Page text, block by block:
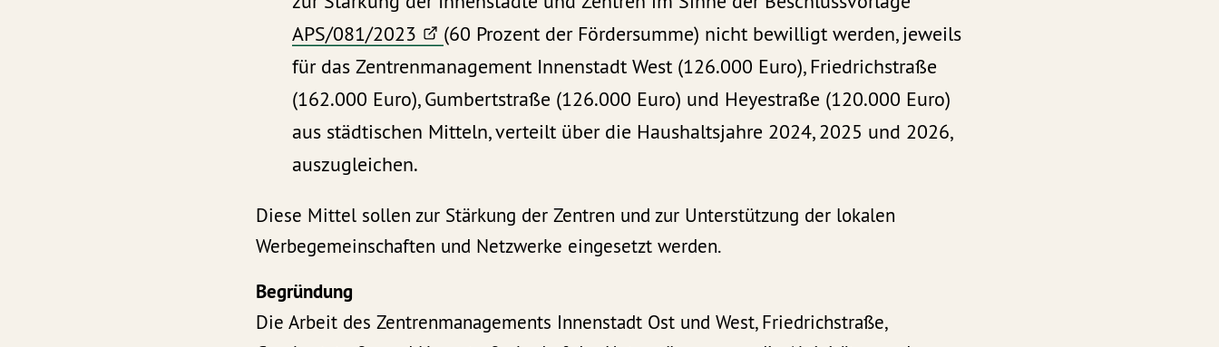
APS/081/2023
(60 Prozent der Fördersumme) nicht bewilligt werden, jeweils
für das Zentrenmanagement Innenstadt West (126.000 Euro), Friedrichstraße
(162.000 Euro), Gumbertstraße (126.000 Euro) und Heyestraße (120.000 Euro)
aus städtischen Mitteln, verteilt über die Haushaltsjahre 2024, 2025 und 2026,
auszugleichen.
Diese Mittel sollen zur Stärkung der Zentren und zur Unterstützung der lokalen
Werbegemeinschaften und Netzwerke eingesetzt werden.
Begründung
Die Arbeit des Zentrenmanagements Innenstadt Ost und West, Friedrichstraße,